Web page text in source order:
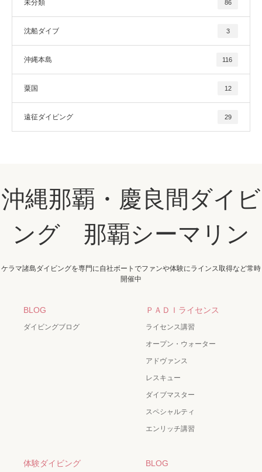
未分類 86
沈船ダイブ 3
沖縄本島 116
粟国 12
遠征ダイビング 29
沖縄那覇・慶良間ダイビ
ング 那覇シーマリン
ケラマ諸島ダイビングを専門に自社ボートでファンや体験にラインス取得など常時
開催中
BLOG
ダイビングブログ
ＰＡＤＩライセンス
ライセンス講習
オープン・ウォーター
アドヴァンス
レスキュー
ダイブマスター
スペシャルティ
エンリッチ講習
体験ダイビング BLOG